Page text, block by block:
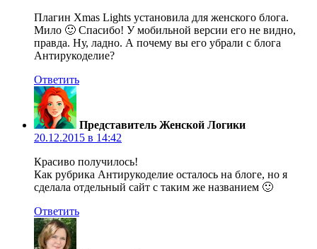
Плагин Xmas Lights установила для женского блога.
Мило 🙂 Спасибо! У мобильной версии его не видно,
правда. Ну, ладно. А почему вы его убрали с блога
Антирукоделие?
Ответить
Представитель Женской Логики
20.12.2015 в 14:42
Красиво получилось!
Как рубрика Антирукоделие осталось на блоге, но я
сделала отдельный сайт с таким же названием 🙂
Ответить